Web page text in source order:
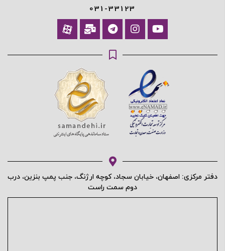
031-33123
دفتر مرکزی: اصفهان، خیابان سجاد، کوچه ارژنگ، جنب پمپ بنزین، درب
دوم سمت راست
آیا هنوز عضو نشده اید؟ اکنون ثبت نام کنید